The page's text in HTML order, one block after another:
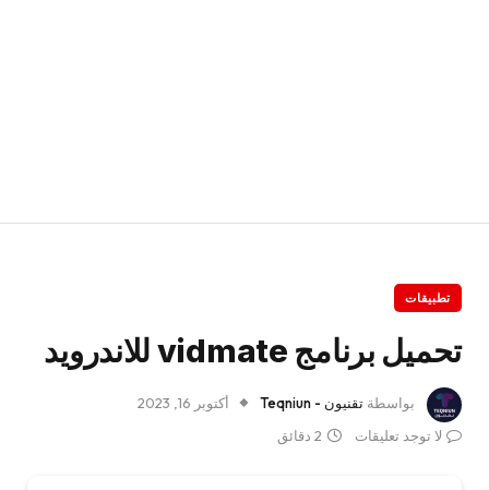
تطبيقات
تحميل برنامج vidmate للاندرويد
بواسطة تقنيون - Teqniun
أكتوبر 16, 2023
لا توجد تعليقات
2 دقائق